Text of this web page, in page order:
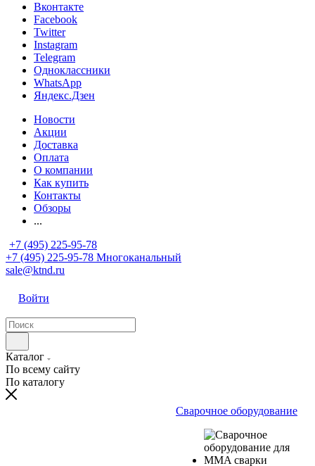
Вконтакте
Facebook
Twitter
Instagram
Telegram
Одноклассники
WhatsApp
Яндекс.Дзен
Новости
Акции
Доставка
Оплата
О компании
Как купить
Контакты
Обзоры
...
+7 (495) 225-95-78
+7 (495) 225-95-78 Многоканальный
sale@ktnd.ru
Войти
Каталог
По всему сайту
По каталогу
Сварочное оборудование